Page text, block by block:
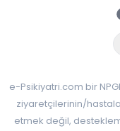
e-Psikiyatri.com bir
ziyaretçilerinin/
etmek değil,